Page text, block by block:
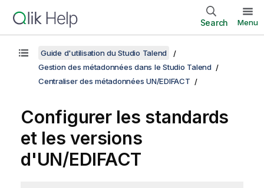
Search Menu
Guide d'utilisation du Studio Talend
Gestion des métadonnées dans le Studio Talend
Centraliser des métadonnées UN/EDIFACT
Configurer les standards
et les versions
d'UN/EDIFACT